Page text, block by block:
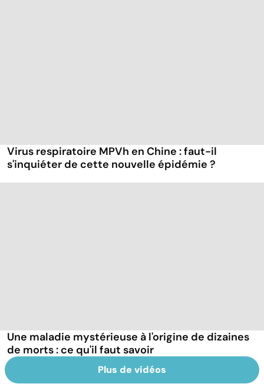
Virus respiratoire MPVh en Chine : faut-il
s'inquiéter de cette nouvelle épidémie ?
Une maladie mystérieuse à l'origine de dizaines
de morts : ce qu'il faut savoir
Plus de vidéos